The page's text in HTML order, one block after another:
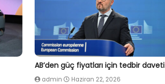
AB’den güç fiyatları için tedbir daveti
admin Haziran 22, 2026